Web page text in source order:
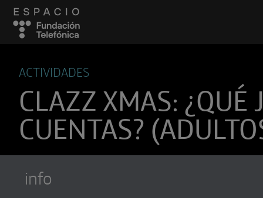
ACTIVIDADES
CLAZZ XMAS: ¿QUÉ
CUENTAS?
info